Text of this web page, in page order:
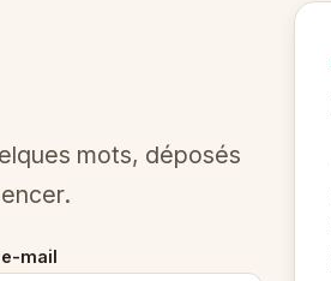
mots, déposés
mail